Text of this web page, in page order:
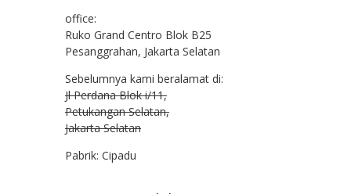
office:
Ruko Grand Centro Blok B25
Pesanggrahan, Jakarta Selatan
Sebelumnya kami beralamat di:
Jl Perdana Blok i/11,
Petukangan Selatan,
Jakarta Selatan
Pabrik: Cipadu